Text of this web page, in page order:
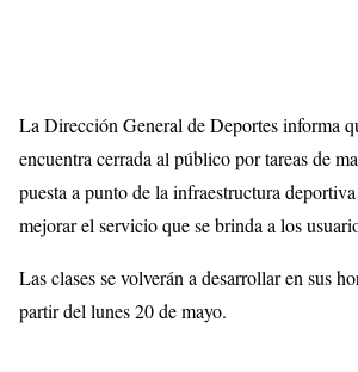
La Dirección General de Deportes informa
encuentra cerrada al público por tareas de
puesta a punto de la infraestructura
mejorar el servicio que se brinda a los
Las clases se volverán a desarrollar en sus
partir del lunes 20 de mayo.